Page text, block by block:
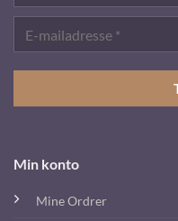
Min konto
Mine Ordrer